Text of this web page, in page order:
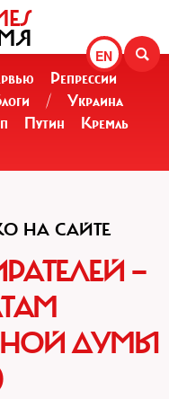
EN
Репрессии
/
Украина
Путин
Кремль
НА САЙТЕ
—
ДУМЫ